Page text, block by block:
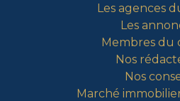
Les agences
Les
Membres du
Nos
Nos
Marché